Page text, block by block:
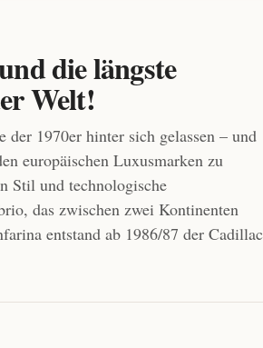
die längste
Welt!
1970er hinter sich gelassen – und
europäischen Luxusmarken zu
Stil und technologische
das zwischen zwei Kontinenten
entstand ab 1986/87 der Cadillac